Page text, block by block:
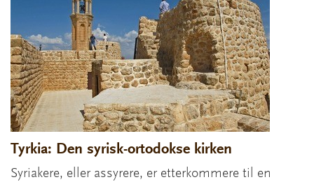
Tyrkia: Den syrisk-ortodokse kirken
Syriakere, eller assyrere, er etterkommere til en